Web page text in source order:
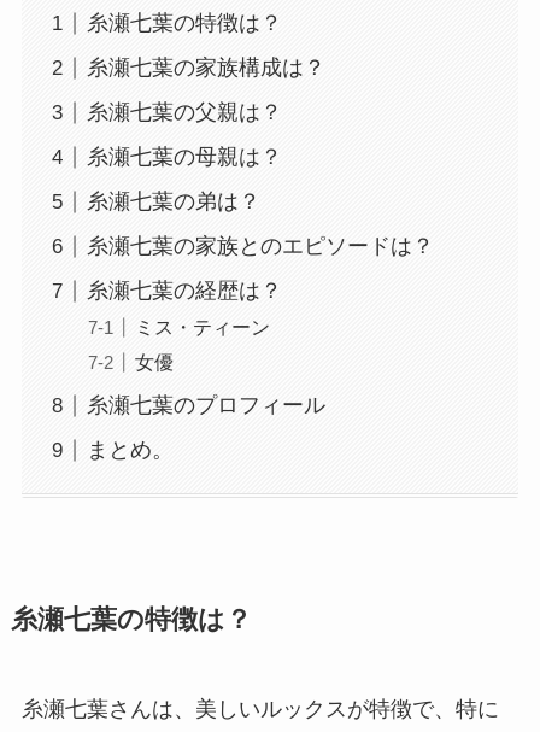
糸瀬七葉の特徴は？
糸瀬七葉の家族構成は？
糸瀬七葉の父親は？
糸瀬七葉の母親は？
糸瀬七葉の弟は？
糸瀬七葉の家族とのエピソードは？
糸瀬七葉の経歴は？
ミス・ティーン
女優
糸瀬七葉のプロフィール
まとめ。
糸瀬七葉の特徴は？
糸瀬七葉さんは、美しいルックスが特徴で、特に